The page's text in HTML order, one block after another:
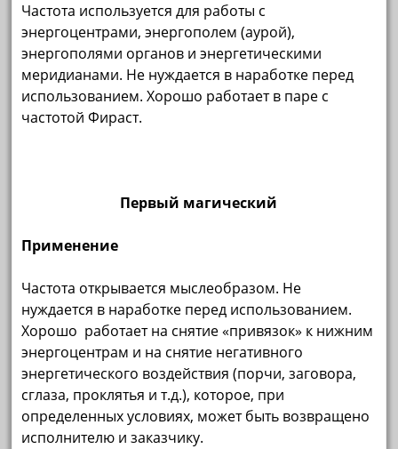
Частота используется для работы с
энергоцентрами, энергополем (аурой),
энергополями органов и энергетическими
меридианами. Не нуждается в наработке перед
использованием. Хорошо работает в паре с
частотой Фираст.
Первый магический
Применение
Частота открывается мыслеобразом. Не
нуждается в наработке перед использованием.
Хорошо работает на снятие «привязок» к нижним
энергоцентрам и на снятие негативного
энергетического воздействия (порчи, заговора,
сглаза, проклятья и т.д.), которое, при
определенных условиях, может быть возвращено
исполнителю и заказчику.